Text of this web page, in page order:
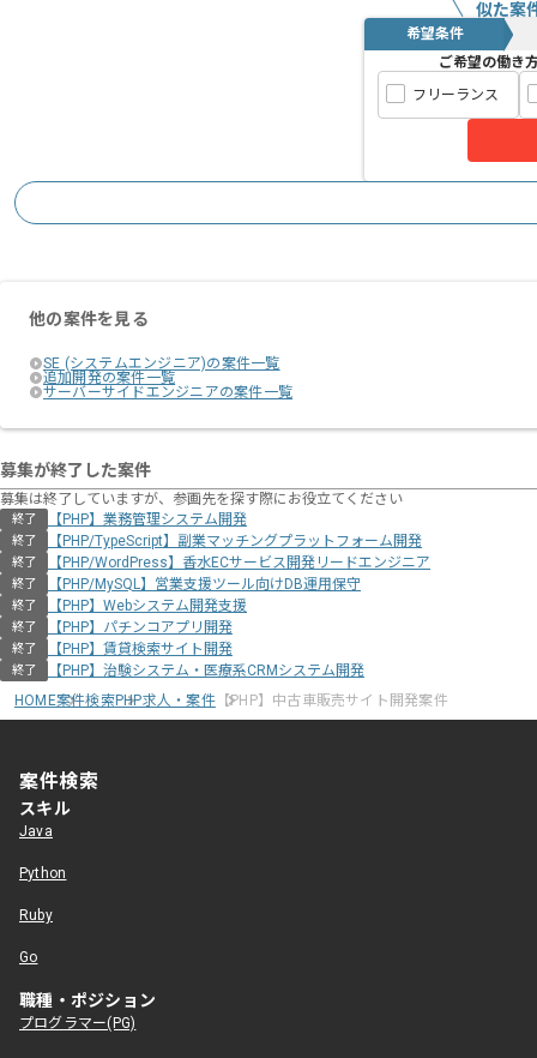
似た案
希望条件
ご希望の働き
フリーランス
他の案件を見る
SE (システムエンジニア)の案件一覧
追加開発の案件一覧
サーバーサイドエンジニアの案件一覧
募集が終了した案件
募集は終了していますが、参画先を探す際にお役立てください
終了 【PHP】業務管理システム開発
終了 【PHP/TypeScript】副業マッチングプラットフォーム開発
終了 【PHP/WordPress】香水ECサービス開発リードエンジニア
終了 【PHP/MySQL】営業支援ツール向けDB運用保守
終了 【PHP】Webシステム開発支援
終了 【PHP】パチンコアプリ開発
終了 【PHP】賃貸検索サイト開発
終了
【PHP】治験システム・医療系CRMシステム開発
HOME案件検索PHP求人・案件【PHP】中古車販売サイト開発案件
案件検索
スキル
Java
Python
Ruby
Go
職種・ポジション
プログラマー(PG)